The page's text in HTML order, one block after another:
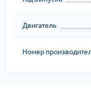
Двигатель
Номер